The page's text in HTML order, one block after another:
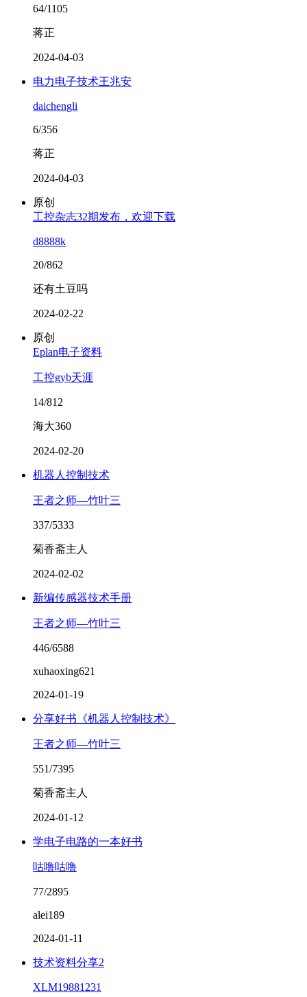
64/1105
蒋正
2024-04-03
电力电子技术王兆安
daichengli
6/356
蒋正
2024-04-03
原创
工控杂志32期发布，欢迎下载
d8888k
20/862
还有土豆吗
2024-02-22
原创
Eplan电子资料
工控gyb天涯
14/812
海大360
2024-02-20
机器人控制技术
王者之师—竹叶三
337/5333
菊香斋主人
2024-02-02
新编传感器技术手册
王者之师—竹叶三
446/6588
xuhaoxing621
2024-01-19
分享好书《机器人控制技术》
王者之师—竹叶三
551/7395
菊香斋主人
2024-01-12
学电子电路的一本好书
咕噜咕噜
77/2895
alei189
2024-01-11
技术资料分享2
XLM19881231